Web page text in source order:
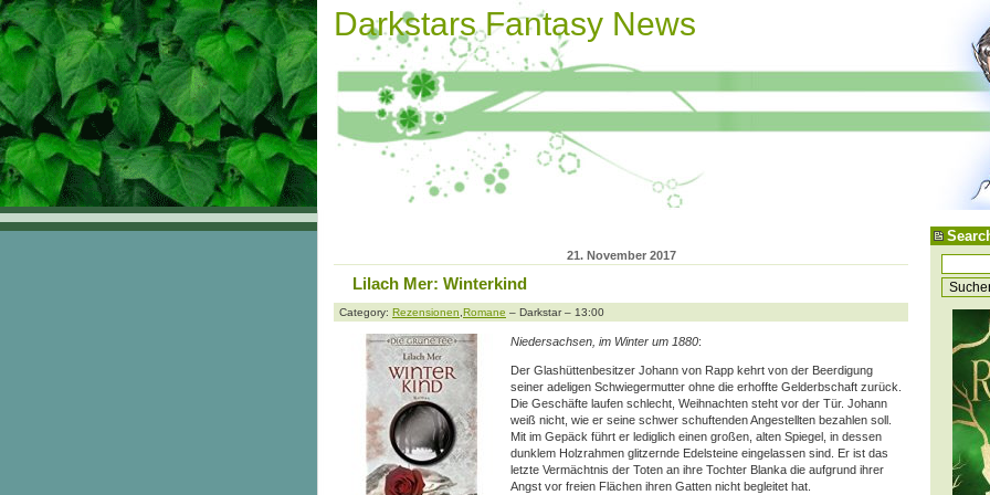
Darkstars Fantasy News
21. November 2017
Lilach Mer: Winterkind
Category: Rezensionen Romane – Darkstar – 13:00
Niedersachsen, im Winter um 1880:
Der Glashüttenbesitzer Johann von Rapp kehrt von der Beerdigung
seiner adeligen Schwiegermutter ohne die erhoffte Gelderbschaft zurück.
Die Geschäfte laufen schlecht, Weihnachten steht vor der Tür. Johann
weiß nicht, wie er seine schwer schuftenden Angestellten bezahlen soll.
Mit im Gepäck führt er lediglich einen großen, alten Spiegel, in dessen
dunklem Holzrahmen glitzernde Edelsteine eingelassen sind. Er ist das
letzte Vermächtnis der Toten an ihre Tochter Blanka die aufgrund ihrer
Angst vor freien Flächen ihren Gatten nicht begleitet hat.